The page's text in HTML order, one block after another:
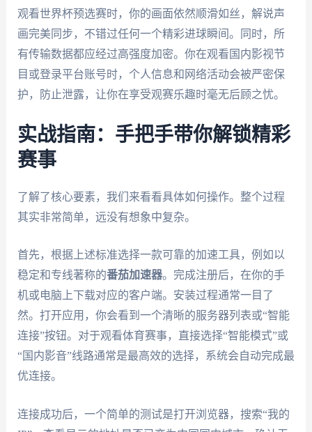
观看世界杯预选赛时，你的画面依然顺滑如丝，解说声
画完美同步，不错过任何一个精彩进球瞬间。同时，所
有传输数据都应经过高强度加密。你在观看国内影视节
目或登录平台账号时，个人信息和网络活动会被严密保
护，防止泄露，让你在享受观赛乐趣时毫无后顾之忧。
实战指南：手把手带你解锁精彩
赛事
了解了核心要素，我们来看看具体如何操作。整个过程
其实非常简单，远没有想象中复杂。
首先，根据上述标准选择一款可靠的加速工具，例如以
稳定和专线著称的番茄加速器。完成注册后，在你的手
机或电脑上下载对应的客户端。安装过程通常一目了
然。打开应用，你会看到一个清晰的服务器列表或“智能
连接”按钮。对于观看体育赛事，直接选择“智能模式”或
“国内影音”线路通常是最高效的选择，系统会自动完成最
优连接。
连接成功后，一个简单的测试是打开浏览器，搜索“我的